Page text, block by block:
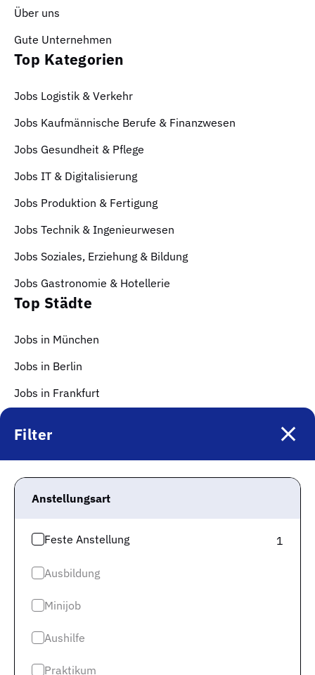
Filter
Anstellungsart
Feste Anstellung 1
Ausbildung
Minijob
Aushilfe
Praktikum
Über uns
Gute Unternehmen
Top Kategorien
Jobs Logistik & Verkehr
Jobs Kaufmännische Berufe & Finanzwesen
Jobs Gesundheit & Pflege
Jobs IT & Digitalisierung
Jobs Produktion & Fertigung
Jobs Technik & Ingenieurwesen
Jobs Soziales, Erziehung & Bildung
Jobs Gastronomie & Hotellerie
Top Städte
Jobs in München
Jobs in Berlin
Jobs in Frankfurt
Jobs in Stuttgart
Mehr Infos
Impressum
Datenschutz
Datenschutz Jobspreader
Karriere